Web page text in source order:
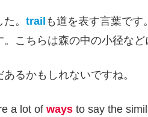
。 trail も道を表す言葉で
。こちらは森の中の小径など
あるかもしれないですね。
a lot of ways to say the